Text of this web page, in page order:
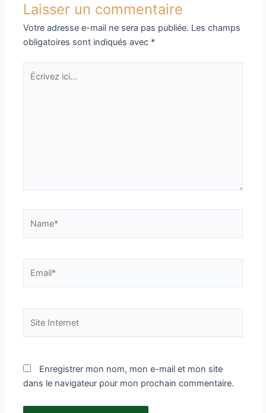
Laisser un commentaire
Votre adresse e-mail ne sera pas publiée. Les champs
obligatoires sont indiqués avec *
Écrivez
ici…
Internet
Enregistrer mon nom, mon e-mail et mon site
dans le navigateur pour mon prochain commentaire.